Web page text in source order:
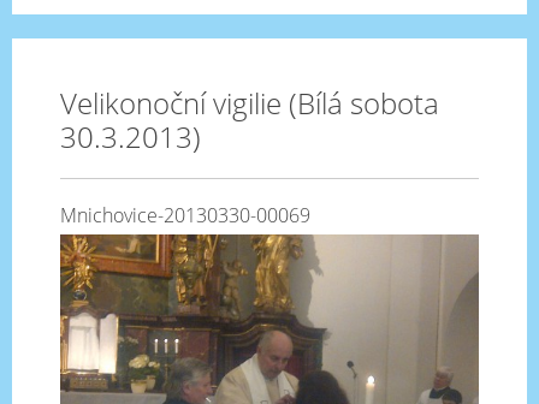
Velikonoční vigilie (Bílá sobota
30.3.2013)
Mnichovice-20130330-00069